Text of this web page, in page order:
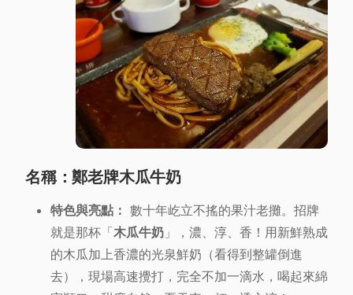
名稱：鄭老牌木瓜牛奶
特色與亮點： 數十年屹立不搖的果汁老攤。招牌
就是那杯「木瓜牛奶 」，濃、淳、香！用新鮮熟成
的木瓜加上香濃的光泉鮮奶（看得到整罐倒進
去），現場高速攪打，完全不加一滴水，喝起來綿